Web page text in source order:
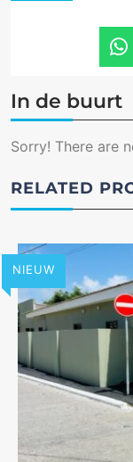
In de buurt
Sorry! There are
RELATED
NIEUW